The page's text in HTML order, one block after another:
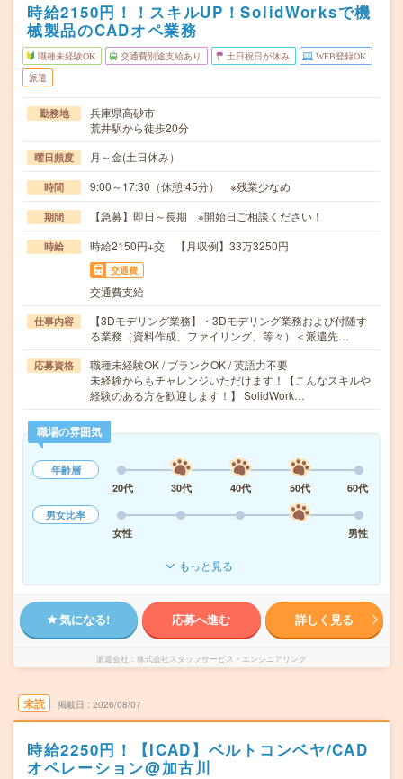
時給2150円！！スキルUP！SolidWorksで機
械製品のCADオペ業務
職種未経験OK 交通費別途支給あり 土日祝日が休み WEB登録OK
派遣
勤務地
兵庫県高砂市
荒井駅から徒歩20分
曜日頻度 月～金(土日休み）
時間 9:00～17:30（休憩:45分） ※残業少なめ
期間 【急募】即日～長期 ※開始日ご相談ください！
時給 時給2150円+交 【月収例】33万3250円
交通費
交通費支給
仕事内容
【3Dモデリング業務】・3Dモデリング業務および付随す
る業務（資料作成、ファイリング、等々）＜派遣先…
応募資格
職種未経験OK / ブランクOK / 英語力不要
未経験からもチャレンジいただけます！【こんなスキルや
経験のある方を歓迎します！】 SolidWork…
職場の雰囲気
年齢層
20代
30代 40代 50代
60代
男女比率
女性
男性
もっと見る
気になる! 応募へ進む 詳しく見る
派遣会社 株式会社スタッフサービス・エンジニアリング
未読 掲載日 2026/08/07
時給2250円！【ICAD】ベルトコンベヤ/CAD
オペレーション@加古川